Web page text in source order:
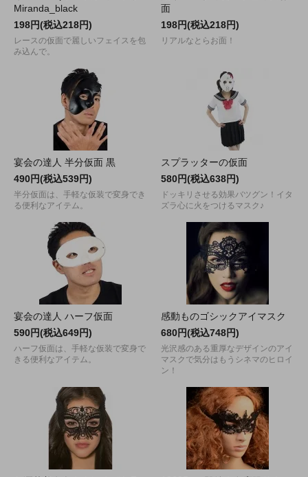
Miranda_black
198円(税込218円)
レースの仮面で麗しいフェイスを包
み込んで。
面
198円(税込218円)
リアルなとらお面！
宴会の達人 半分仮面 黒
490円(税込539円)
半分仮面は、手軽な仮装で変身でき
る便利なアイテム。
スプラッターの仮面
580円(税込638円)
ドッキリさせる効果バツグン！イタ
ズラ心に火をつけるマスク♪
宴会の達人 ハーフ仮面
590円(税込649円)
ハーフ仮面は、手軽な仮装で変身で
きる便利なアイテム。
感動ものゴシックアイマスク
680円(税込748円)
光沢感のある重厚なデザインのアイ
マスクで気分はもうシネマのヒロイ
ン！